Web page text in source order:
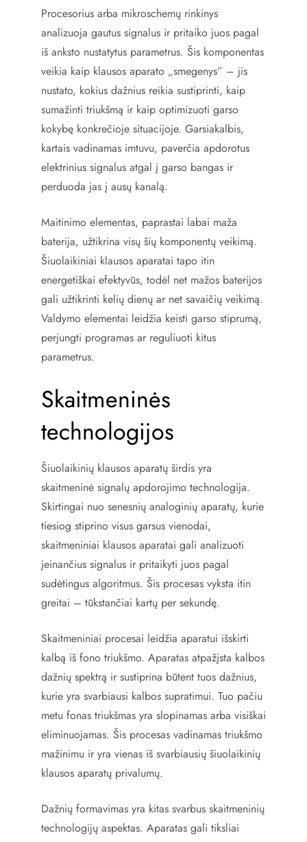
Procesorius arba mikroschemų rinkinys
analizuoja gautus signalus ir pritaiko juos pagal
iš anksto nustatytus parametrus. Šis komponentas
veikia kaip klausos aparato „smegenys” – jis
nustato, kokius dažnius reikia sustiprinti, kaip
sumažinti triukšmą ir kaip optimizuoti garso
kokybę konkrečioje situacijoje. Garsiakalbis,
kartais vadinamas imtuvu, paverčia apdorotus
elektrinius signalus atgal į garso bangas ir
perduoda jas į ausų kanalą.
Maitinimo elementas, paprastai labai maža
baterija, užtikrina visų šių komponentų veikimą.
Šiuolaikiniai klausos aparatai tapo itin
energetiškai efektyvūs, todėl net mažos baterijos
gali užtikrinti kelių dienų ar net savaičių veikimą.
Valdymo elementai leidžia keisti garso stiprumą,
perjungti programas ar reguliuoti kitus
parametrus.
Skaitmeninės
technologijos
Šiuolaikinių klausos aparatų širdis yra
skaitmeninė signalų apdorojimo technologija.
Skirtingai nuo senesnių analoginių aparatų, kurie
tiesiog stiprino visus garsus vienodai,
skaitmeniniai klausos aparatai gali analizuoti
įeinančius signalus ir pritaikyti juos pagal
sudėtingus algoritmus. Šis procesas vyksta itin
greitai – tūkstančiai kartų per sekundę.
Skaitmeniniai procesai leidžia aparatui išskirti
kalbą iš fono triukšmo. Aparatas atpažįsta kalbos
dažnių spektrą ir sustiprina būtent tuos dažnius,
kurie yra svarbiausi kalbos supratimui. Tuo pačiu
metu fonas triukšmas yra slopinamas arba visiškai
eliminuojamas. Šis procesas vadinamas triukšmo
mažinimu ir yra vienas iš svarbiausių šiuolaikinių
klausos aparatų privalumų.
Dažnių formavimas yra kitas svarbus skaitmeninių
technologijų aspektas. Aparatas gali tiksliai